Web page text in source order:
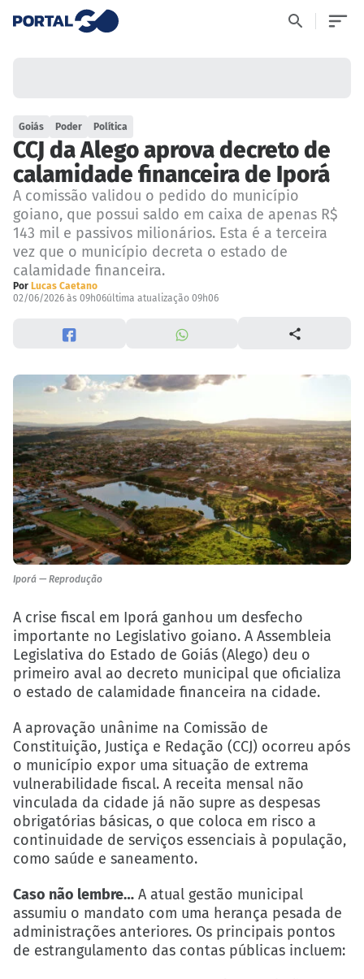
Goiás Poder Política
CCJ da Alego aprova decreto de
calamidade financeira de Iporá
A comissão validou o pedido do município
goiano, que possui saldo em caixa de apenas R$
143 mil e passivos milionários. Esta é a terceira
vez que o município decreta o estado de
calamidade financeira.
Por Lucas Caetano
02/06/2026 às 09h06última atualização 09h06
Iporá — Reprodução
A crise fiscal em Iporá ganhou um desfecho
importante no Legislativo goiano. A Assembleia
Legislativa do Estado de Goiás (Alego) deu o
primeiro aval ao decreto municipal que oficializa
o estado de calamidade financeira na cidade.
A aprovação unânime na Comissão de
Constituição, Justiça e Redação (CCJ) ocorreu após
o município expor uma situação de extrema
vulnerabilidade fiscal. A receita mensal não
vinculada da cidade já não supre as despesas
obrigatórias básicas, o que coloca em risco a
continuidade de serviços essenciais à população,
como saúde e saneamento.
Caso não lembre… A atual gestão municipal
assumiu o mandato com uma herança pesada de
administrações anteriores. Os principais pontos
de estrangulamento das contas públicas incluem: